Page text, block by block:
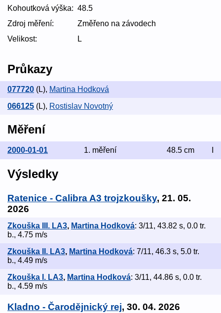
Kohoutková výška: 48.5
Zdroj měření:
Změřeno na závodech
Velikost:
L
Průkazy
077720 (L), Martina Hodková
066125 (L), Rostislav Novotný
Měření
2000-01-01 1. měření 48.5 cm
Výsledky
Ratenice - Calibra A3 trojzkoušky, 21. 05.
2026
Zkouška III. LA3, Martina Hodková: 3/11, 43.82 s, 0.0 tr.
b., 4.75 m/s
Zkouška II. LA3, Martina Hodková: 7/11, 46.3 s, 5.0 tr.
b., 4.49 m/s
Zkouška I. LA3, Martina Hodková: 3/11, 44.86 s, 0.0 tr.
b., 4.59 m/s
Kladno - Čarodějnický rej, 30. 04. 2026